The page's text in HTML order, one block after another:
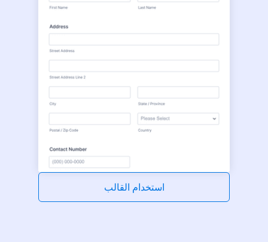
استخدام القالب